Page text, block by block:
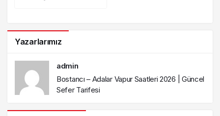
Yazarlarımız
admin
Bostancı – Adalar Vapur Saatleri 2026 | Güncel
Sefer Tarifesi